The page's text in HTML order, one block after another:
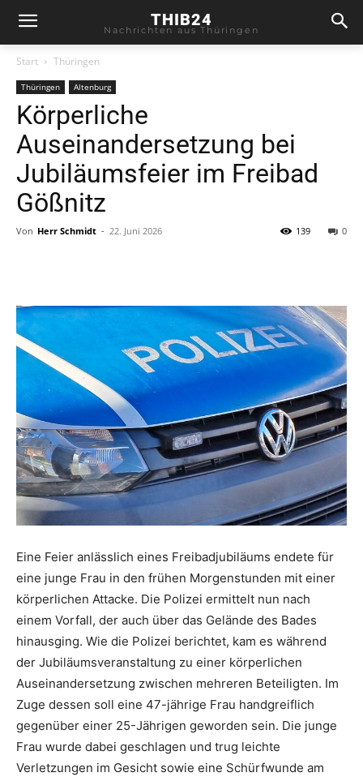
THIB24
Nachrichten aus Thüringen
Start Thüringen
Thüringen Altenburg
Körperliche
Auseinandersetzung bei
Jubiläumsfeier im Freibad
Gößnitz
Von Herr Schmidt - 22. Juni 2026 0
139
Eine Feier anlässlich eines Freibadjubiläums endete für
eine junge Frau in den frühen Morgenstunden mit einer
körperlichen Attacke. Die Polizei ermittelt nun nach
einem Vorfall, der auch über das Gelände des Bades
hinausging. Wie die Polizei berichtet, kam es während
der Jubiläumsveranstaltung zu einer körperlichen
Auseinandersetzung zwischen mehreren Beteiligten. Im
Zuge dessen soll eine 47-jährige Frau handgreiflich
gegenüber einer 25-Jährigen geworden sein. Die junge
Frau wurde dabei geschlagen und trug leichte
Verletzungen im Gesicht sowie eine Schürfwunde am